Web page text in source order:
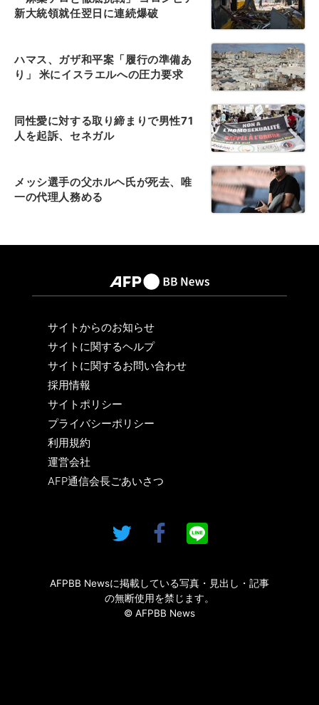
新大統領就任翌日に連続爆破
ハマス、ガザ和平案「履行の準備あ
り」 米にイスラエルへの圧力要求
同性愛に対する取り締まりで男性71
人を起訴、セネガル
メッシ選手の父ホルヘ氏が死去、唯
一の代理人務める
サイトからのお知らせ
サイトに関するヘルプ
サイトに関するお問い合わせ
採用情報
サイトポリシー
プライバシーポリシー
利用規約
運営会社
AFP通信会長ごあいさつ
AFPBB Newsに掲載している写真・見出し・記事
の無断使用を禁じます。
© AFPBB News